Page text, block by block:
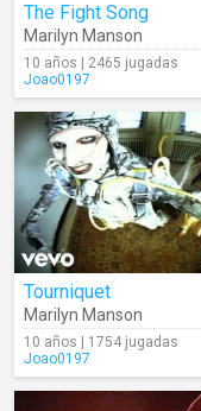
The Fight Song
Marilyn Manson
10 años | 2465 jugadas
Joao0197
Tourniquet
Marilyn Manson
10 años | 1754 jugadas
Joao0197